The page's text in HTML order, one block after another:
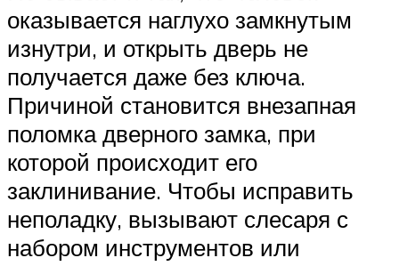
оказывается наглухо замкнутым
изнутри, и открыть дверь не
получается даже без ключа.
Причиной становится внезапная
поломка дверного замка, при
которой происходит его
заклинивание. Чтобы исправить
неполадку, вызывают слесаря с
набором инструментов или